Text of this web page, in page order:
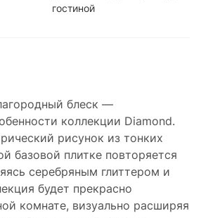
гостиной
блеск —
коллекции Diamond.
рисунок из тонких
базовой плитке повторяется
серебряным глиттером и
будет прекрасно
комнате, визуально расширяя